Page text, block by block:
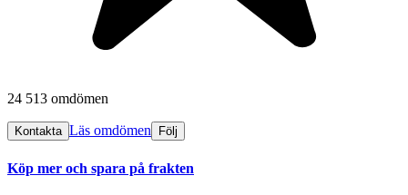
24 513 omdömen
Kontakta Läs omdömen Följ
Köp mer och spara på frakten